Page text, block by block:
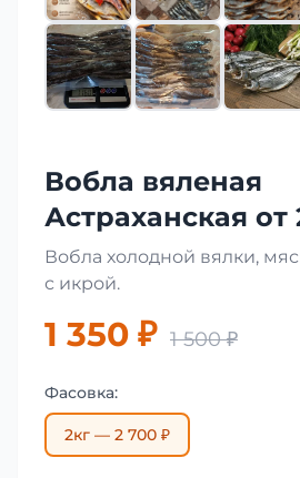
Вобла вяленая
Астраханская от
Вобла холодной вялки,
с икрой.
1 350 ₽ 1 500 ₽
Фасовка:
2кг — 2 700 ₽